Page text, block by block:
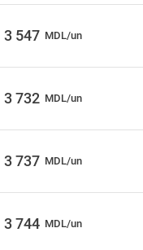
3 547 MDL/un
3 732 MDL/un
3 737 MDL/un
3 744 MDL/un